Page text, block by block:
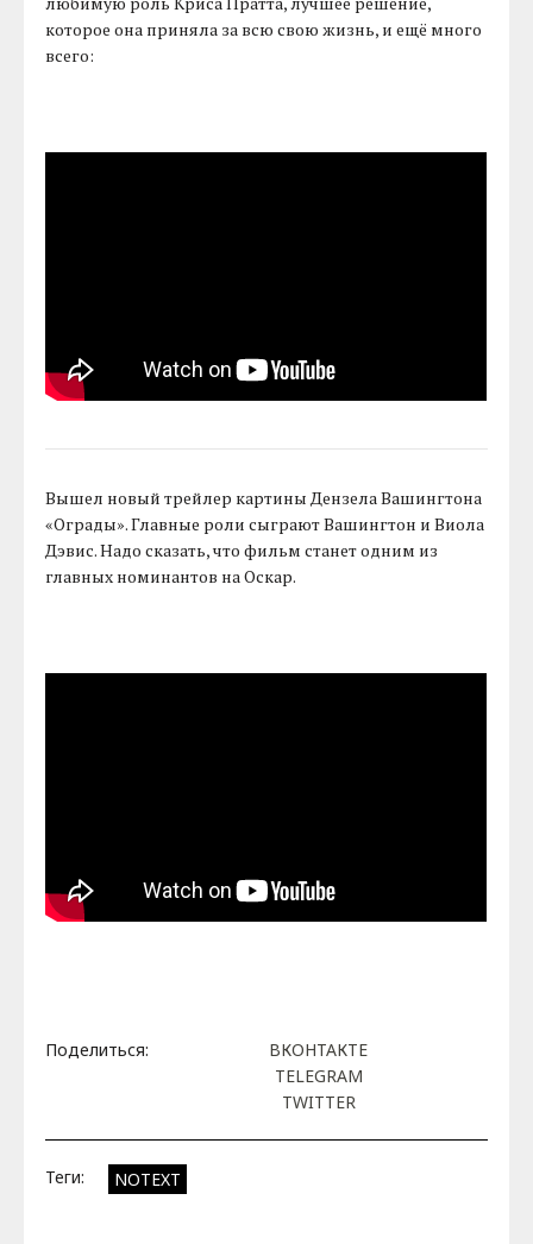
которое она приняла за всю свою жизнь, и ещё много
всего:
Вышел новый трейлер картины Дензела Вашингтона
«Ограды». Главные роли сыграют Вашингтон и Виола
Дэвис. Надо сказать, что фильм станет одним из
главных номинантов на Оскар.
Поделиться:
ВКОНТАКТЕ
TELEGRAM
TWITTER
Теги: NOTEXT